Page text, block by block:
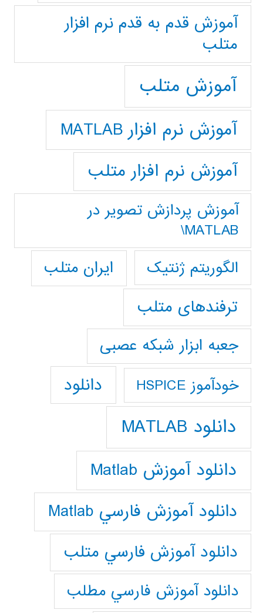
آموزش قدم به قدم نرم افزار
متلب
آموزش متلب
آموزش نرم افزار MATLAB
آموزش نرم افزار متلب
آموزش پردازش تصوير در
MATLAB\
الگوریتم ژنتیک
ایران متلب
ترفندهای متلب
جعبه ابزار شبکه عصبی
خودآموز HSPICE دانلود
دانلود MATLAB
دانلود آموزش Matlab
دانلود آموزش فارسي Matlab
دانلود آموزش فارسي متلب
دانلود آموزش فارسي مطلب